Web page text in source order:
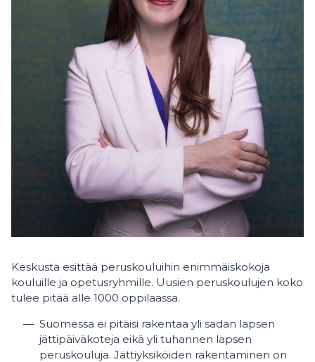
Keskusta esittää peruskouluihin enimmäiskokoja
kouluille ja opetusryhmille. Uusien peruskoulujen koko
tulee pitää alle 1000 oppilaassa.
Suomessa ei pitäisi rakentaa yli sadan lapsen
jättipäiväkoteja eikä yli tuhannen lapsen
peruskouluja. Jättiyksiköiden rakentaminen on